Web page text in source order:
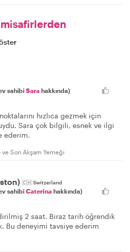
misafirlerden
sahibi Sara hakkında)
hızlıca gezmek için
Sara çok bilgili, esnek ve ilgi
ederim.
Son Akşam Yemeği
🇨🇭Switzerland
sahibi Caterina hakkında)
2 saat. Biraz tarih öğrendik
Bu deneyimi tavsiye ederim